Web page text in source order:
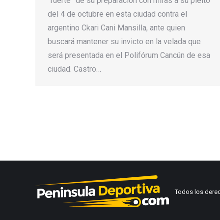
del 4 de octubre en esta ciudad contra el
argentino Ckari Cani Mansilla, ante quien
buscará mantener su invicto en la velada que
será presentada en el Polifórum Cancún de esa
ciudad. Castro…
Todos los